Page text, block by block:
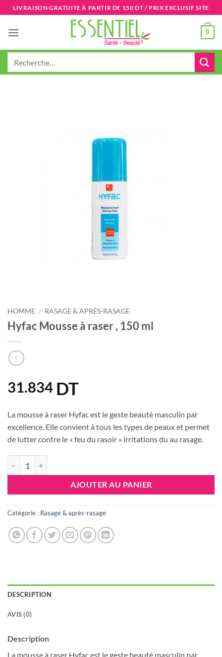
Passer
au
contenu
LIVRAISON GRATUITE À PARTIR DE 150 DT / PRIX EXCLUSIF SITE
0
HOMME / RASAGE & APRÈS-RASAGE
Hyfac Mousse à raser , 150 ml
31.834 DT
La mousse à raser Hyfac est le geste beauté masculin par
excellence. Elle convient à tous les types de peaux et permet
de lutter contre le « feu du rasoir » irritations du au rasage.
AJOUTER AU PANIER
Catégorie : Rasage & après-rasage
DESCRIPTION
AVIS (0)
Description
La mousse à raser Hyfac est le geste beauté masculin par